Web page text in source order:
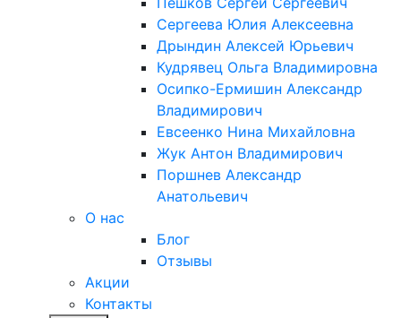
Сергеева Юлия Алексеевна
Дрындин Алексей Юрьевич
Кудрявец Ольга Владимировна
Осипко-Ермишин Александр
Владимирович
Евсеенко Нина Михайловна
Жук Антон Владимирович
Поршнев Александр
Анатольевич
О нас
Блог
Отзывы
Акции
Контакты